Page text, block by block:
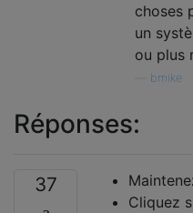
choses
un
ou plus
bmike
Réponses:
37
Cliquez